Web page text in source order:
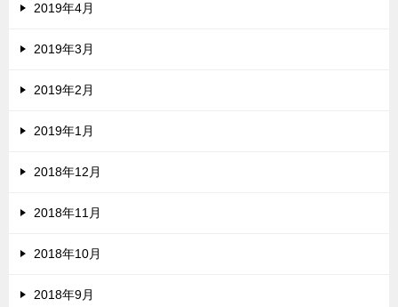
2019年4月
2019年3月
2019年2月
2019年1月
2018年12月
2018年11月
2018年10月
2018年9月